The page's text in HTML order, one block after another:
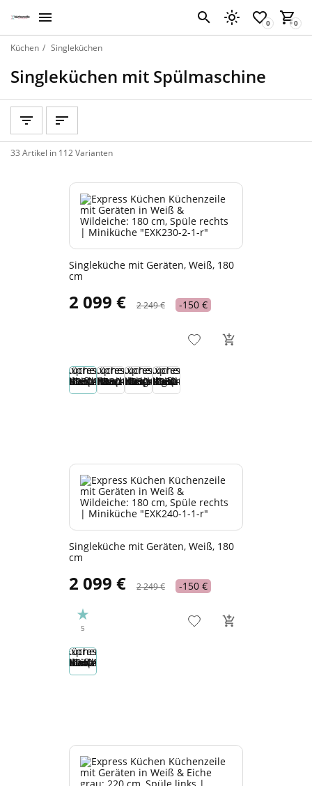
Küchen Singleküchen
Singleküchen mit Spülmaschine
33 Artikel in 112 Varianten
Singleküche mit Geräten, Weiß, 180
cm
2 099 € 2 249 € -150 €
Singleküche mit Geräten, Weiß, 180
cm
2 099 € 2 249 € -150 €
5